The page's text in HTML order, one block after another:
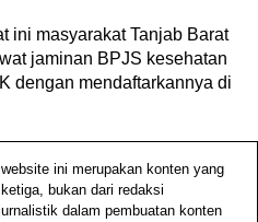
ini masyarakat Tanjab Barat
jaminan BPJS kesehatan
dengan mendaftarkannya di
ini merupakan konten yang
bukan dari redaksi
dalam pembuatan konten